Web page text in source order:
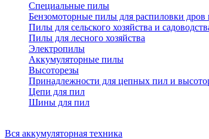
Специальные пилы
Бензомоторные пилы для распиловки дров
Пилы для сельского хозяйства и
Пилы для лесного хозяйства
Электропилы
Аккумуляторные пилы
Высоторезы
Принадлежности для цепных пил и
Цепи для пил
Шины для пил
Вся аккумуляторная техника